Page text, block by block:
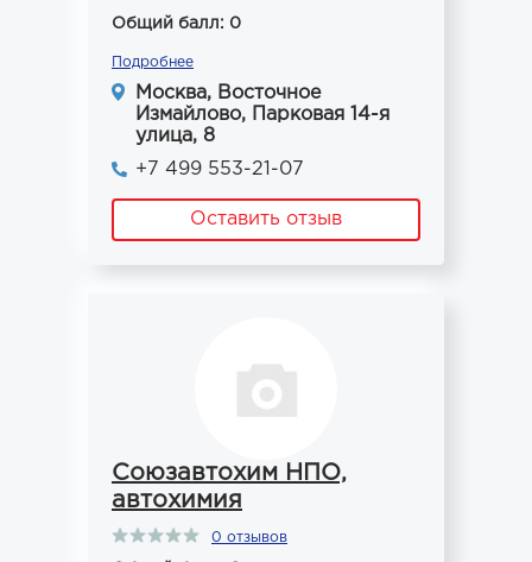
Общий балл: 0
Подробнее
Москва, Восточное
Измайлово, Парковая 14-я
улица, 8
+7 499 553-21-07
Оставить отзыв
Союзавтохим НПО,
автохимия
0 отзывов